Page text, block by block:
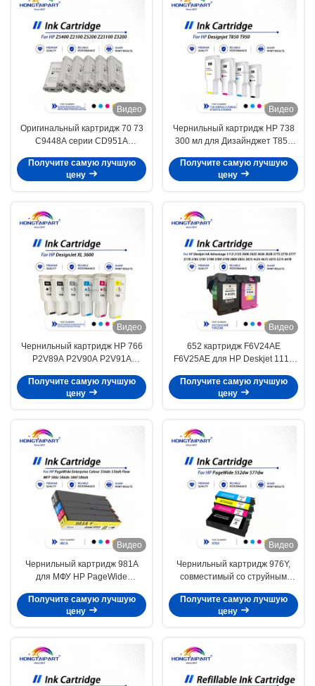
Видео
Оригинальный картридж 70 73
C9448A серии CD951A
Z5400 Z3200
Получите самую лучшую
цену
Видео
Чернильный картридж HP 738
300 мл для Дизайнджет Т850
676М8А
Получите самую лучшую
цену
Видео
Чернильный картридж HP 766
P2V89A P2V90A P2V91A
XL 3600
Получите самую лучшую
цену
Видео
652 картридж F6V24AE
F6V25AE для HP Deskjet 1115
Получите самую лучшую
цену
Видео
Чернильный картридж 981A
для МФУ HP PageWide
586z 586dn
Получите самую лучшую
цену
Видео
Чернильный картридж 976Y,
совместимый со струйным
577dw
Получите самую лучшую
цену